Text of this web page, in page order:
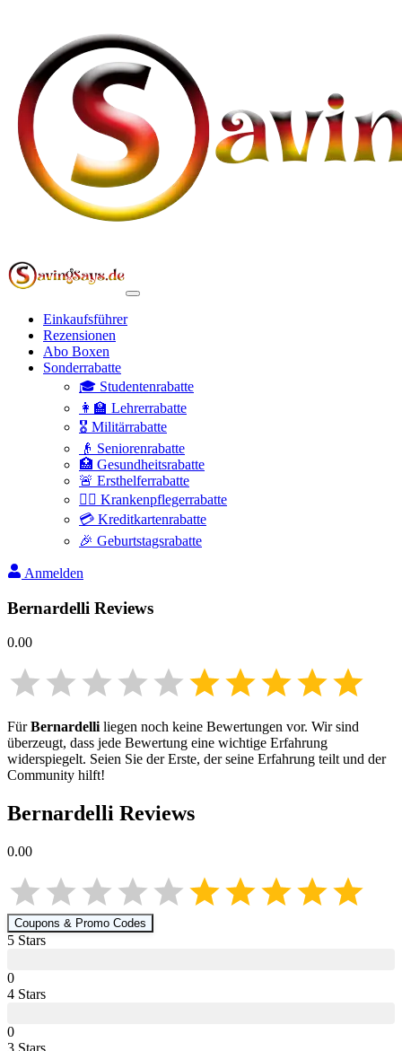
Einkaufsführer
Rezensionen
Abo Boxen
Sonderrabatte
🎓 Studentenrabatte
👩‍🏫 Lehrerrabatte
🎖️ Militärrabatte
👴 Seniorenrabatte
🏥 Gesundheitsrabatte
🚨 Ersthelferrabatte
👩‍⚕️ Krankenpflegerrabatte
💳 Kreditkartenrabatte
🎉 Geburtstagsrabatte
Anmelden
Bernardelli Reviews
0.00
FürBernardelliliegen noch keine Bewertungen vor. Wir sind
überzeugt, dass jede Bewertung eine wichtige Erfahrung
widerspiegelt. Seien Sie der Erste, der seine Erfahrung teilt und der
Community hilft!
Bernardelli Reviews
0.00
Coupons & Promo Codes
5 Stars
0
4 Stars
0